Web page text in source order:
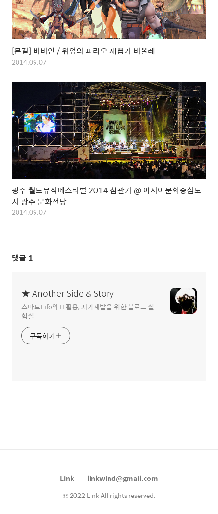
[몬길] 비비안 / 위엄의 파라오 재뽑기 비올레
2014.09.07
광주 월드뮤직페스티벌 2014 참관기 @ 아시아문화중심도
시 광주 문화전당
2014.09.07
댓글 1
★ Another Side & Story
스마트Life와 IT활용, 자기계발을 위한 블로그 실
험실
구독하기
Link linkwind@gmail.com
© 2022 Link All rights reserved.